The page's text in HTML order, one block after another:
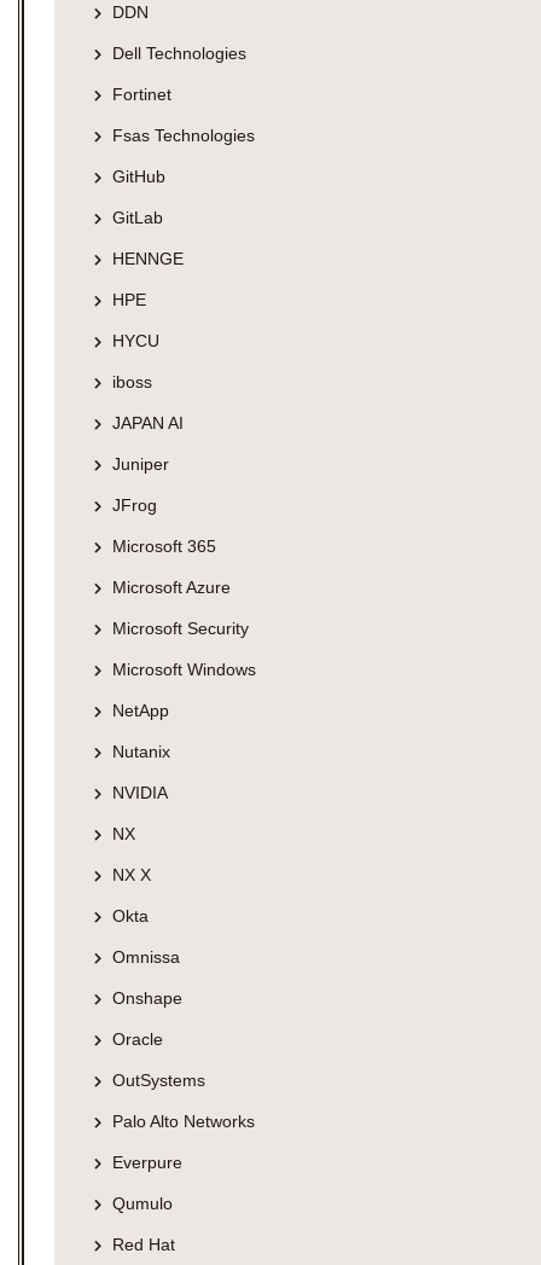
DDN
Dell Technologies
Fortinet
Fsas Technologies
GitHub
GitLab
HENNGE
HPE
HYCU
iboss
JAPAN AI
Juniper
JFrog
Microsoft 365
Microsoft Azure
Microsoft Security
Microsoft Windows
NetApp
Nutanix
NVIDIA
NX
NX X
Okta
Omnissa
Onshape
Oracle
OutSystems
Palo Alto Networks
Everpure
Qumulo
Red Hat